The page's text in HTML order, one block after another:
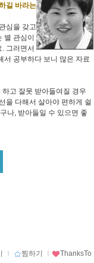
길 바라는
심을 갖고
관심이
그러면서
서 공부하다 보니 많은 자료
고 잘못 받아들여질 경우
을 다해서 살아야 편하게 쉴
나, 받아들일 수 있으면 좋
ｌ 찜하기 ｌ ThanksTo